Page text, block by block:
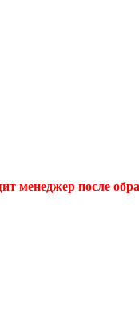
менеджер после